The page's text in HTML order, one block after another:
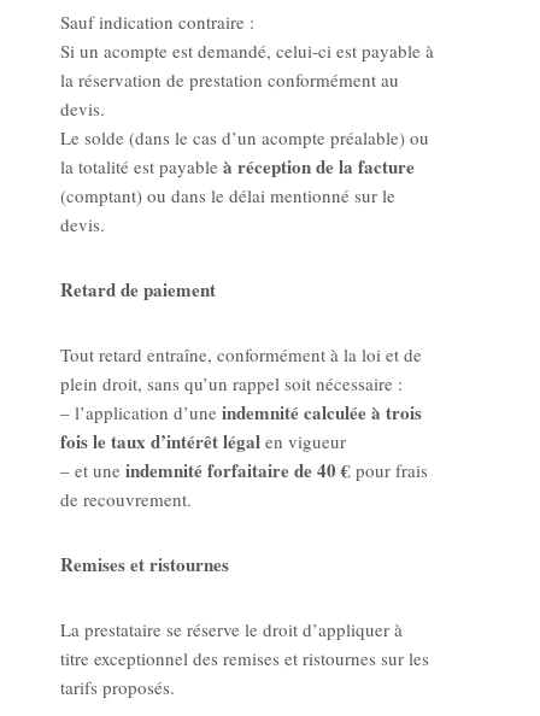
Sauf indication contraire :
Si un acompte est demandé, celui-ci est payable à
la réservation de prestation conformément au
devis.
Le solde (dans le cas d’un acompte préalable) ou
la totalité est payable à réception de la facture
(comptant) ou dans le délai mentionné sur le
devis.
Retard de paiement
Tout retard entraîne, conformément à la loi et de
plein droit, sans qu’un rappel soit nécessaire :
– l’application d’une indemnitécalculée à trois
fois le taux d’intérêt légal en vigueur
– et une indemnité forfaitaire de 40 € pour frais
de recouvrement.
Remises et ristournes
La prestataire se réserve le droit d’appliquer à
titre exceptionnel des remises et ristournes sur les
tarifs proposés.